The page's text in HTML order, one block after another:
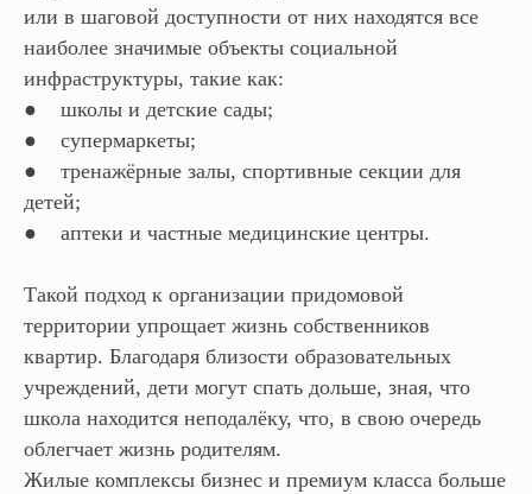
или в шаговой доступности от них находятся все
наиболее значимые объекты социальной
инфраструктуры, такие как:
● школы и детские сады;
● супермаркеты;
● тренажёрные залы, спортивные секции для
детей;
● аптеки и частные медицинские центры.
Такой подход к организации придомовой
территории упрощает жизнь собственников
квартир. Благодаря близости образовательных
учреждений, дети могут спать дольше, зная, что
школа находится неподалёку, что, в свою очередь
облегчает жизнь родителям.
Жилые комплексы бизнес и премиум класса больше